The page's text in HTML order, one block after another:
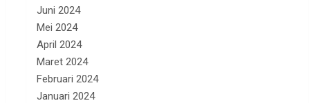
Juni 2024
Mei 2024
April 2024
Maret 2024
Februari 2024
Januari 2024